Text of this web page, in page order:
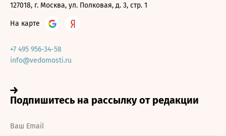
127018, г. Москва, ул. Полковая, д. 3, стр. 1
На карте
+7 495 956-34-58
info@vedomosti.ru